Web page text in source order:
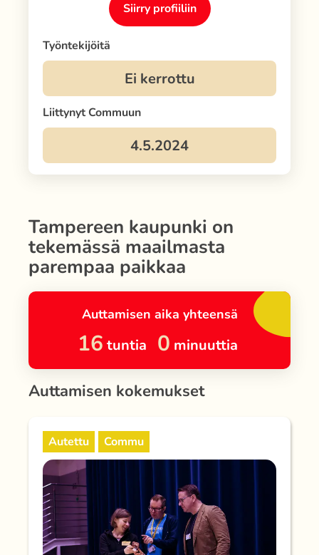
Siirry profiiliin
Työntekijöitä
Liittynyt Commuun
Tampereen kaupunki on
tekemässä maailmasta
parempaa paikkaa
Auttamisen aika yhteensä
16 tuntia 0 minuuttia
Auttamisen kokemukset
Autettu Commu